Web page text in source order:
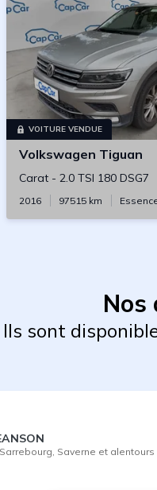
VOITURE VENDUE
Volkswagen Tiguan
Carat - 2.0 TSI 180 DSG7
2016 97515 km
Nos
Ils sont
Sarrebourg Saverne et alentours